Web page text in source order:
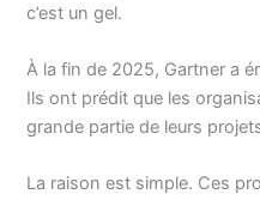
c’est un gel.
À la fin de 2025, Gartner a
Ils ont prédit que les
grande partie de leurs
La raison est simple. Ces